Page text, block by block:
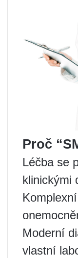
Proč
Léčba se
klinickými
Moderní
vlastní